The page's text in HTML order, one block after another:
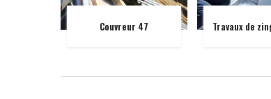
Couvreur 47 Travaux de